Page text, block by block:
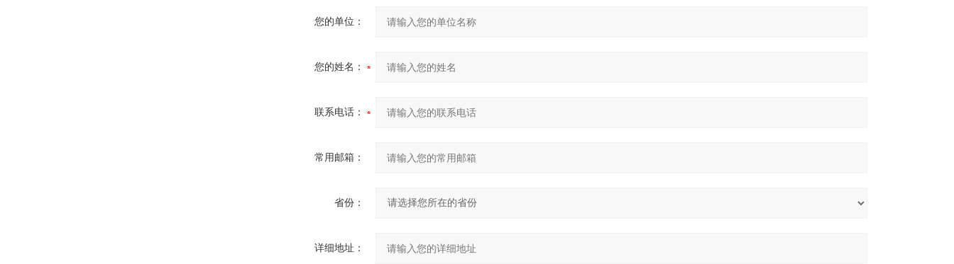
您的单位：
您的姓名：
联系电话：
常用邮箱：
省份：
详细地址：